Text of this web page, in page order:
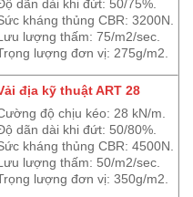
dãn dài khi đứt: 50/75%.
kháng thủng CBR: 3200N.
lượng thấm: 75/m2/sec.
lượng đơn vị: 275g/m2.
địa kỹ thuật ART 28
độ chịu kéo: 28 kN/m.
dãn dài khi đứt: 50/80%.
kháng thủng CBR: 4500N.
lượng thấm: 50/m2/sec.
lượng đơn vị: 350g/m2.